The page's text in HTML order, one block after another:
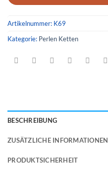
Artikelnummer: K69
Kategorie: Perlen Ketten
BESCHREIBUNG
ZUSÄTZLICHE INFORMATIONEN
PRODUKTSICHERHEIT